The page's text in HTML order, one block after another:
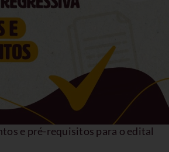
e pré-requisitos para o edital